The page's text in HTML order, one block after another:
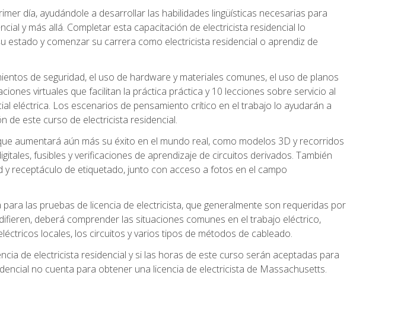
día, ayudándole a desarrollar las habilidades lingüísticas necesarias para
y más allá. Completar esta capacitación de electricista residencial lo
estado y comenzar su carrera como electricista residencial o aprendiz de
de seguridad, el uso de hardware y materiales comunes, el uso de planos
virtuales que facilitan la práctica práctica y 10 lecciones sobre servicio al
eléctrica. Los escenarios de pensamiento crítico en el trabajo lo ayudarán a
de este curso de electricista residencial.
aumentará aún más su éxito en el mundo real, como modelos 3D y recorridos
fusibles y verificaciones de aprendizaje de circuitos derivados. También
receptáculo de etiquetado, junto con acceso a fotos en el campo
las pruebas de licencia de electricista, que generalmente son requeridas por
deberá comprender las situaciones comunes en el trabajo eléctrico,
locales, los circuitos y varios tipos de métodos de cableado.
de electricista residencial y si las horas de este curso serán aceptadas para
no cuenta para obtener una licencia de electricista de Massachusetts.